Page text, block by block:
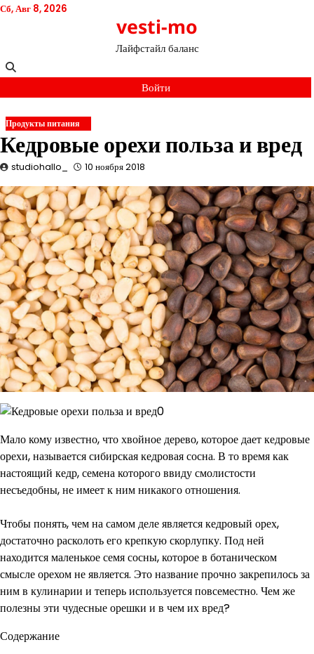
Перейти
Сб, Авг 8, 2026
vesti-mo
Лайфстайл баланс
Войти
Продукты питания
Кедровые орехи польза и вред
studiohallo_ 10 ноября 2018
Мало кому известно, что хвойное дерево, которое дает кедровые
орехи, называется сибирская кедровая сосна. В то время как
настоящий кедр, семена которого ввиду смолистости
несъедобны, не имеет к ним никакого отношения.
Чтобы понять, чем на самом деле является кедровый орех,
достаточно расколоть его крепкую скорлупку. Под ней
находится маленькое семя сосны, которое в ботаническом
смысле орехом не является. Это название прочно закрепилось за
ним в кулинарии и теперь используется повсеместно. Чем же
полезны эти чудесные орешки и в чем их вред?
Содержание